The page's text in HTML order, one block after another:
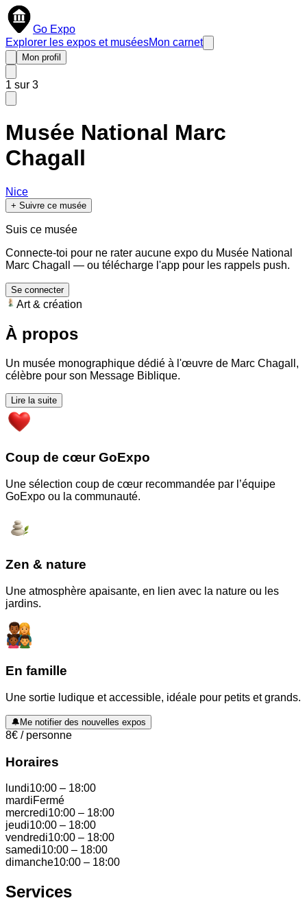
Go Expo
Explorer les expos et muséesMon carnet
Mon profil
1 sur 3
Musée National Marc
Chagall
Nice
+ Suivre ce musée
Suis ce musée
Connecte-toi pour ne rater aucune expo du Musée National
Marc Chagall
— ou télécharge l'app pour les rappels push.
Se connecter
Art & création
À propos
Un musée monographique dédié à l'œuvre de Marc Chagall,
célèbre pour son Message Biblique.
Lire la suite
Coup de cœur GoExpo
Une sélection coup de cœur recommandée par l’équipe
GoExpo ou la communauté.
Zen & nature
Une atmosphère apaisante, en lien avec la nature ou les
jardins.
En famille
Une sortie ludique et accessible, idéale pour petits et grands.
🔔 Me notifier des nouvelles expos
8€ / personne
Horaires
lundi10:00 – 18:00
mardiFermé
mercredi10:00 – 18:00
jeudi10:00 – 18:00
vendredi10:00 – 18:00
samedi10:00 – 18:00
dimanche10:00 – 18:00
Services